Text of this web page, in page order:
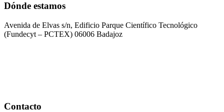
Dónde estamos
Avenida de Elvas s/n, Edificio Parque Científico Tecnológico
(Fundecyt – PCTEX) 06006 Badajoz
Contacto